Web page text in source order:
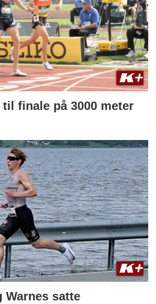
finale på 3000 meter
Warnes satte